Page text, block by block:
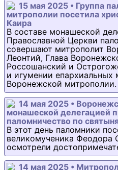
15 мая 2025 • Группа
митрополии посетила
Каира
В составе монашеской
Православной Церкви
совершают митрополит
Леонтий, Глава
Россошанский и
и игумении епархиальных
Воронежской митрополии.
14 мая 2025 •
монашеской делегацией
паломничество по
В этот день паломники
великомученика Феодора
осмотрели
14 мая 2025 •